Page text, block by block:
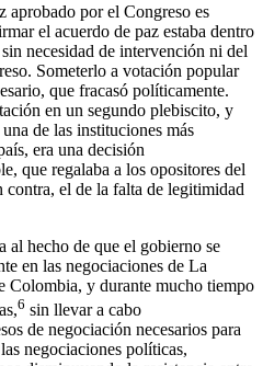
aprobado por el Congreso es
el acuerdo de paz estaba dentro
necesidad de intervención ni del
Someterlo a votación popular
que fracasó políticamente.
en un segundo plebiscito, y
de las instituciones más
era una decisión
que regalaba a los opositores del
contra, el de la falta de legitimidad
al hecho de que el gobierno se
en las negociaciones de La
Colombia, y durante mucho tiempo
6 sin llevar a cabo
de negociación necesarios para
negociaciones políticas,